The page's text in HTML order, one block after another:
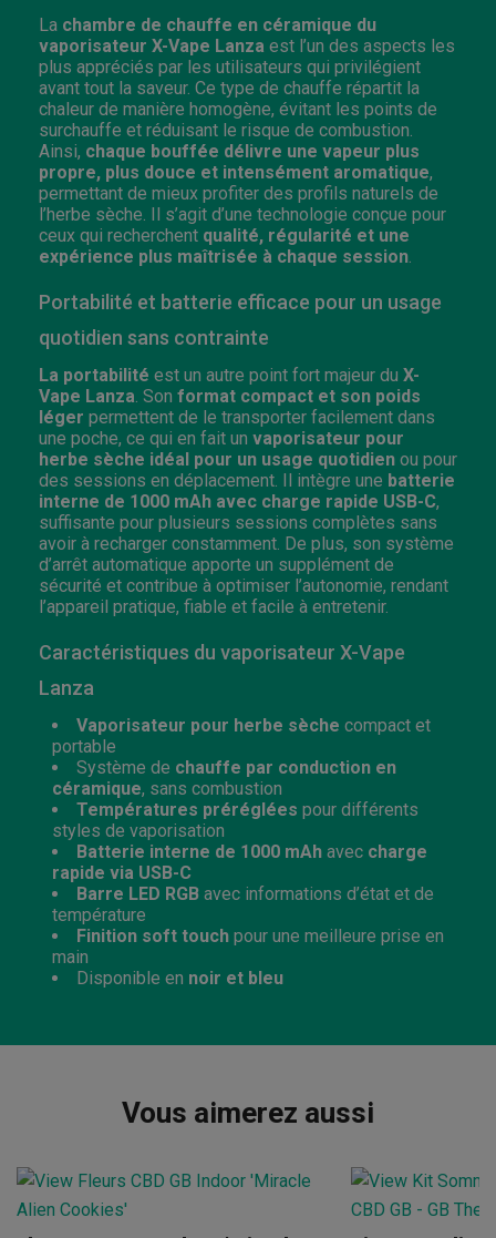
La chambre de chauffe en céramique du
vaporisateur X-Vape Lanza est l’un des aspects les
plus appréciés par les utilisateurs qui privilégient
avant tout la saveur. Ce type de chauffe répartit la
chaleur de manière homogène, évitant les points de
surchauffe et réduisant le risque de combustion.
Ainsi, chaque bouffée délivre une vapeur plus
propre, plus douce et intensément aromatique,
permettant de mieux profiter des profils naturels de
l’herbe sèche. Il s’agit d’une technologie conçue pour
ceux qui recherchent qualité, régularité et une
expérience plus maîtrisée à chaque session
Portabilité et batterie efficace pour un usage
quotidien sans contrainte
La portabilité est un autre point fort majeur du X-
Vape Lanza . Son format compact et son poids
léger permettent de le transporter facilement dans
une poche, ce qui en fait un vaporisateur pour
herbe sèche idéal pour un usage quotidien ou pour
des sessions en déplacement. Il intègre une batterie
interne de 1000 mAh avec charge rapide USB-C,
suffisante pour plusieurs sessions complètes sans
avoir à recharger constamment. De plus, son système
d’arrêt automatique apporte un supplément de
sécurité et contribue à optimiser l’autonomie, rendant
l’appareil pratique, fiable et facile à entretenir.
Caractéristiques du vaporisateur X-Vape
Lanza
Vaporisateur pour herbe sèche compact et
portable
Système de chauffe par conduction en
céramique, sans combustion
Températures préréglées pour différents
styles de vaporisation
Batterie interne de 1000 mAh avec charge
rapide via USB-C
Barre LED RGB avec informations d’état et de
température
Finition soft touch pour une meilleure prise en
main
Disponible en noir et bleu
Vous aimerez aussi